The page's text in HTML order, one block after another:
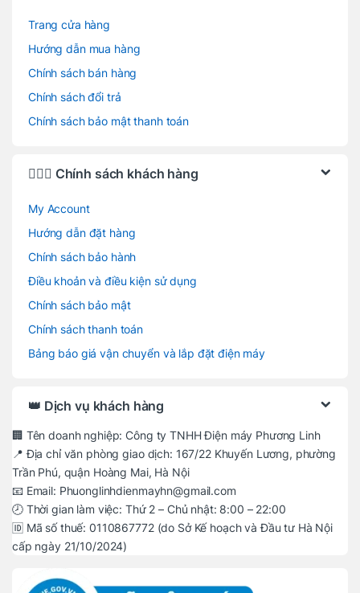
Trang cửa hàng
Hướng dẫn mua hàng
Chính sách bán hàng
Chính sách đổi trả
Chính sách bảo mật thanh toán
🙋🏻‍♂️ Chính sách khách hàng
My Account
Hướng dẫn đặt hàng
Chính sách bảo hành
Điều khoản và điều kiện sử dụng
Chính sách bảo mật
Chính sách thanh toán
Bảng báo giá vận chuyển và lắp đặt điện máy
👑 Dịch vụ khách hàng
🏢 Tên doanh nghiệp: Công ty TNHH Điện máy Phương Linh
📍 Địa chỉ văn phòng giao dịch: 167/22 Khuyến Lương, phường
Trần Phú, quận Hoàng Mai, Hà Nội
📧 Email: Phuonglinhdienmayhn@gmail.com
🕗 Thời gian làm việc: Thứ 2 – Chủ nhật: 8:00 – 22:00
🆔 Mã số thuế: 0110867772 (do Sở Kế hoạch và Đầu tư Hà Nội
cấp ngày 21/10/2024)